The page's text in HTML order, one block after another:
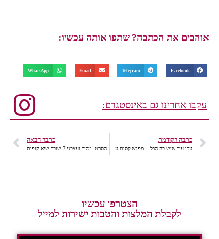
אוהבים את הכתבה? שתפו אותה עכשיו:
Facebook
Telegram
Email
WhatsApp
עקבו אחרינו גם באינסטגרם:
כתבה הקודמת
עכו עיר שיש בה הכל – מפגש קסום עם תרבות, קולינריה ואופנה בלייף סטייל.
כתבה הבאה
הסרט: מהיר ועצבני 7 שובר שיא קופות
הצטרפו עכשיו
לקבלת המלצות והטבות ישירות למייל